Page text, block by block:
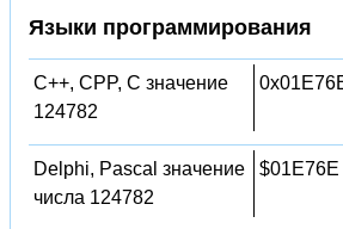
Языки программирования
C++, CPP, C значение
124782
Delphi, Pascal значение
числа 124782
$01E76E